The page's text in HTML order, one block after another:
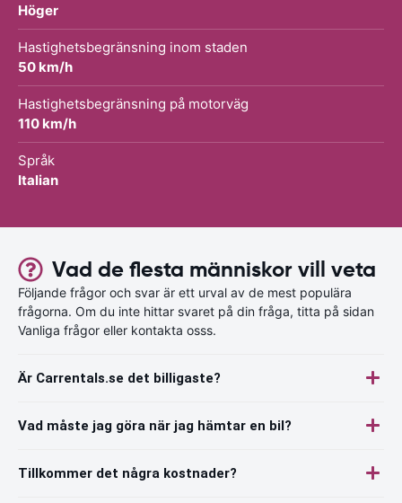
Höger
Hastighetsbegränsning inom staden
50 km/h
Hastighetsbegränsning på motorväg
110 km/h
Språk
Italian
Vad de flesta människor vill veta
Följande frågor och svar är ett urval av de mest populära
frågorna. Om du inte hittar svaret på din fråga, titta på sidan
Vanliga frågor eller kontakta osss.
Är Carrentals.se det billigaste?
Vad måste jag göra när jag hämtar en bil?
Tillkommer det några kostnader?